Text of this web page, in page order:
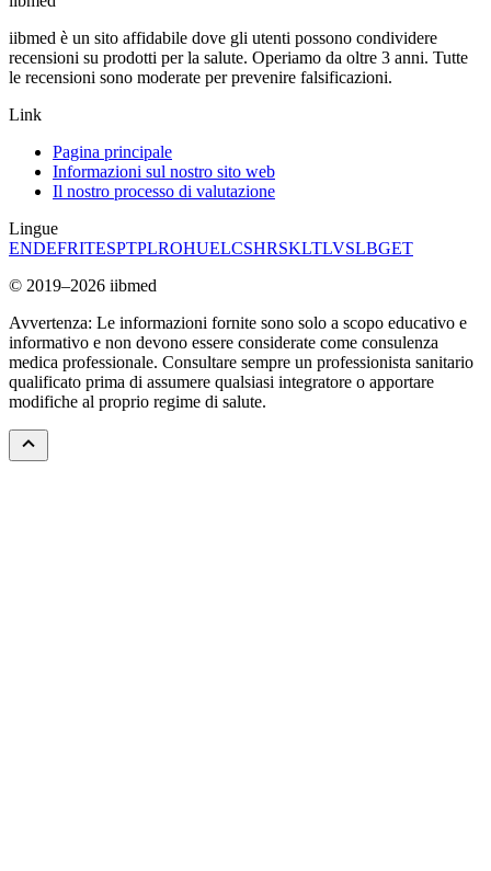
iibmed è un sito affidabile dove gli utenti possono condividere
recensioni su prodotti per la salute. Operiamo da oltre 3 anni. Tutte
le recensioni sono moderate per prevenire falsificazioni.
Link
Pagina principale
Informazioni sul nostro sito web
Il nostro processo di valutazione
Lingue
ENDEFRITESPTPLROHUELCSHRSKLTLVSLBGET
© 2019–2026 iibmed
Avvertenza: Le informazioni fornite sono solo a scopo educativo e
informativo e non devono essere considerate come consulenza
medica professionale. Consultare sempre un professionista sanitario
qualificato prima di assumere qualsiasi integratore o apportare
modifiche al proprio regime di salute.